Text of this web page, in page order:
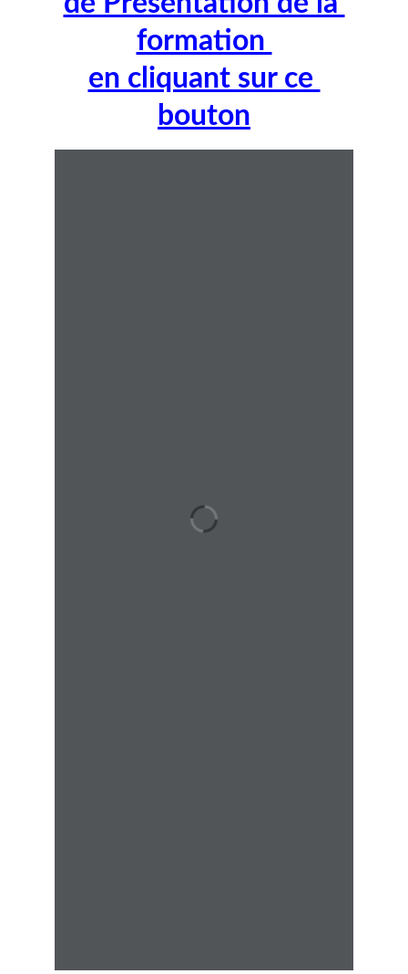
formation
en cliquant sur ce
bouton